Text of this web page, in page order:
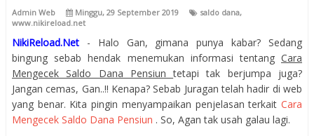
Admin Web Minggu, 29 September 2019 saldo dana,
www.nikireload.net
NikiReload.Net - Halo Gan, gimana punya kabar? Sedang
bingung sebab hendak menemukan informasi tentang Cara
Mengecek Saldo Dana Pensiuntetapi tak berjumpa juga?
Jangan cemas, Gan..!! Kenapa? Sebab Juragan telah hadir di web
yang benar. Kita pingin menyampaikan penjelasan terkait Cara
Mengecek Saldo Dana Pensiun . So, Agan tak usah galau lagi.